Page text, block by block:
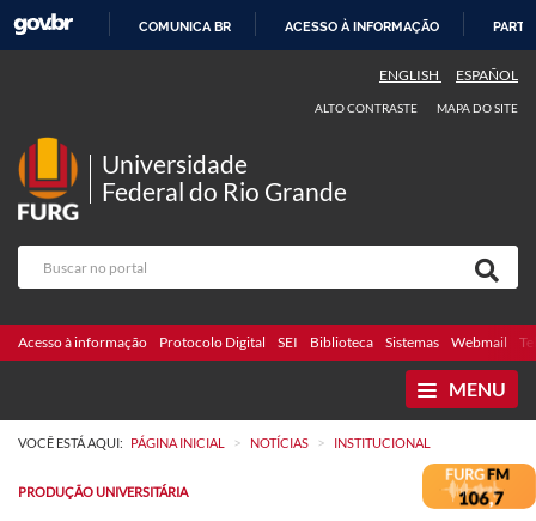
COMUNICA BR ACESSO À INFORMAÇÃO
ENGLISH ESPAÑOL
ALTO CONTRASTE MAPA DO SITE
Universidade
Federal do Rio Grande
Acesso à informação Protocolo Digital SEI Biblioteca Sistemas Webmail
MENU
VOCÊ ESTÁ AQUI: PÁGINA INICIAL > NOTÍCIAS > INSTITUCIONAL
PRODUÇÃO UNIVERSITÁRIA